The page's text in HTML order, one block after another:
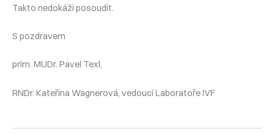
Takto nedokáži posoudit.
S pozdravem
prim. MUDr. Pavel Texl,
RNDr. Kateřina Wagnerová, vedoucí Laboratoře IVF